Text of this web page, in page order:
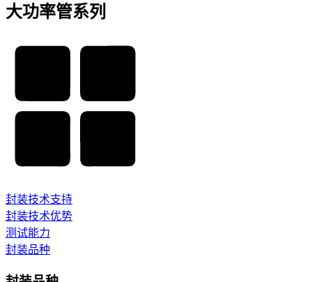
大功率管系列
封装技术支持
封装技术优势
测试能力
封装品种